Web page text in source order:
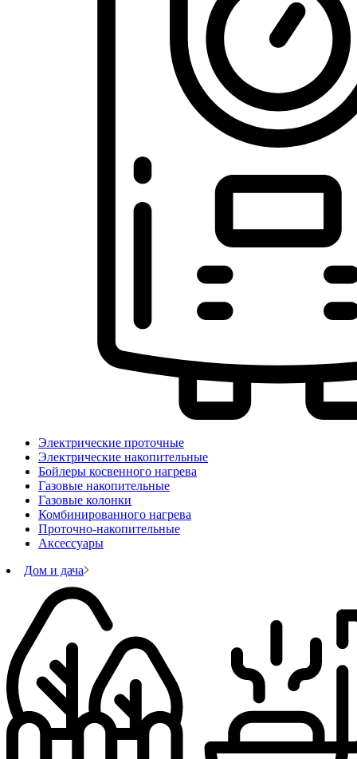
Электрические проточные
Электрические накопительные
Бойлеры косвенного нагрева
Газовые накопительные
Газовые колонки
Комбинированного нагрева
Проточно-накопительные
Аксессуары
Дом и дача